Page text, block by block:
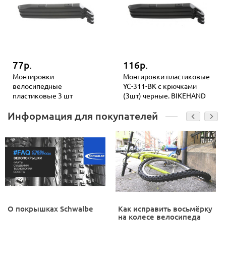
77р.
Монтировки
велосипедные
пластиковые 3 шт
116р.
Монтировки пластиковые
YC-311-BK с крючками
(3шт) черные. BIKEHAND
Информация для покупателей
О покрышках Schwalbe
Как исправить восьмёрку
на колесе велосипеда